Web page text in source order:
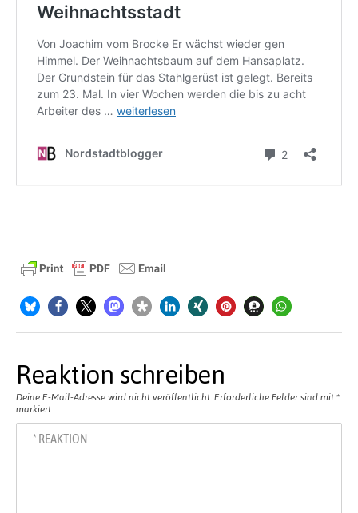
Reaktion schreiben
Deine E-Mail-Adresse wird nicht veröffentlicht. Erforderliche Felder sind mit *
markiert